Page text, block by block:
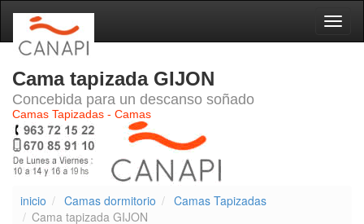
Cama tapizada GIJON
Concebida para un descanso soñado
Camas Tapizadas - Camas
inicio Camas dormitorio
Camas Tapizadas
Cama tapizada GIJON